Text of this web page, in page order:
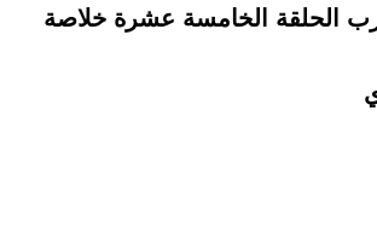
الحلقة الخامسة عشرة خلاصة